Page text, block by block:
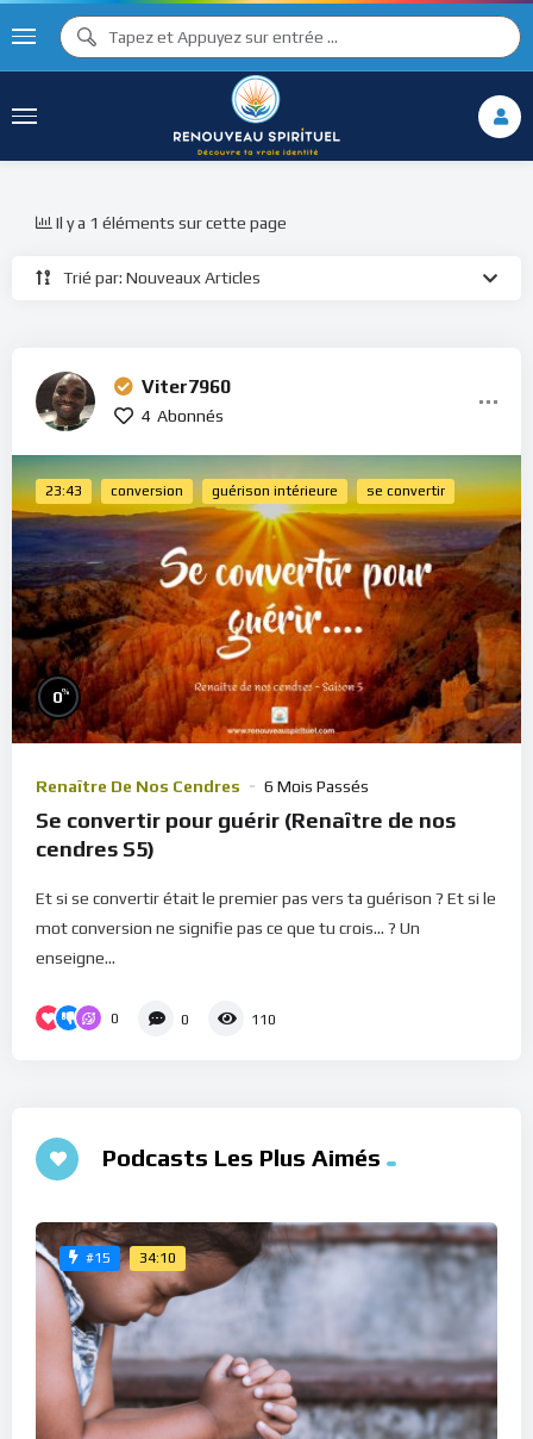
Trié par: Nouveaux Articles
Il y a 1 éléments sur cette page
Viter7960
4 Abonnés
23:43 conversion guérison intérieure se convertir
0%
Renaître De Nos Cendres 6 Mois Passés
Se convertir pour guérir (Renaître de nos
cendres S5)
Et si se convertir était le premier pas vers ta guérison ? Et si le
mot conversion ne signifie pas ce que tu crois... ? Un
enseigne...
0 0 110
Podcasts Les Plus Aimés
#15 34:10